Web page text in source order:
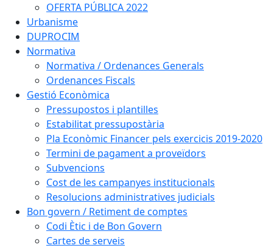
OFERTA PÚBLICA 2022
Urbanisme
DUPROCIM
Normativa
Normativa / Ordenances Generals
Ordenances Fiscals
Gestió Econòmica
Pressupostos i plantilles
Estabilitat pressupostària
Pla Econòmic Financer pels exercicis 2019-2020
Termini de pagament a proveïdors
Subvencions
Cost de les campanyes institucionals
Resolucions administratives judicials
Bon govern / Retiment de comptes
Codi Ètic i de Bon Govern
Cartes de serveis